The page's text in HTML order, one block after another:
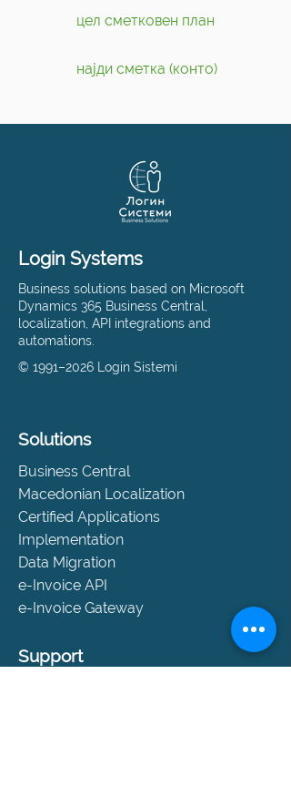
цел сметковен план
најди сметка (конто)
Login Systems
Business solutions based on Microsoft
Dynamics 365 Business Central,
localization, API integrations and
automations.
© 1991–2026 Login Sistemi
Solutions
Business Central
Macedonian Localization
Certified Applications
Implementation
Data Migration
e-Invoice API
e-Invoice Gateway
Support